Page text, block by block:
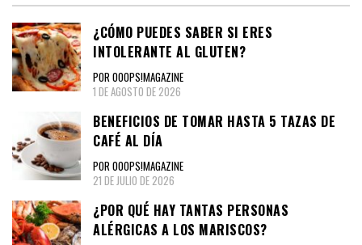
¿CÓMO PUEDES SABER SI ERES
INTOLERANTE AL GLUTEN?
POR OOOPS!MAGAZINE
1 DE AGOSTO DE 2026
BENEFICIOS DE TOMAR HASTA 5 TAZAS DE
CAFÉ AL DÍA
POR OOOPS!MAGAZINE
21 DE JULIO DE 2026
¿POR QUÉ HAY TANTAS PERSONAS
ALÉRGICAS A LOS MARISCOS?